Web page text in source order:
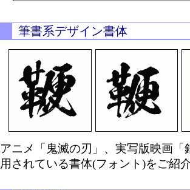
筆書系デザイン書体
アニメ「鬼滅の刃」、実写版映画「
用されている書体(フォント)をご紹